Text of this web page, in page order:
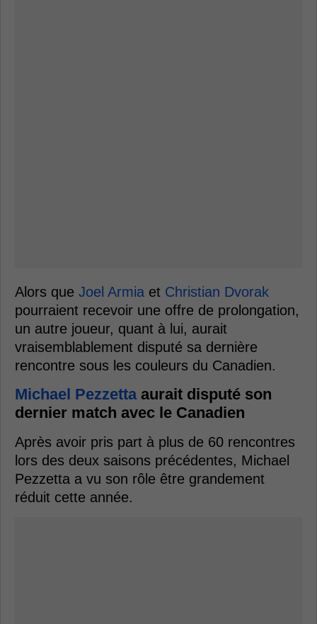
Alors que Joel Armia et Christian Dvorak
pourraient recevoir une offre de prolongation,
un autre joueur, quant à lui, aurait
vraisemblablement disputé sa dernière
rencontre sous les couleurs du Canadien.
Michael Pezzettaaurait disputé son
dernier match avec le Canadien
Après avoir pris part à plus de 60 rencontres
lors des deux saisons précédentes, Michael
Pezzetta a vu son rôle être grandement
réduit cette année.